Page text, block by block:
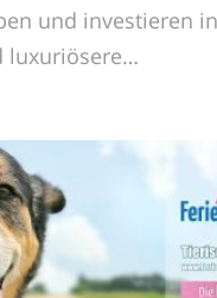
und investieren
luxuriösere…